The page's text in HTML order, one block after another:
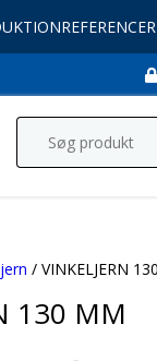
REFERENCER
/ VINKELJERN
130 MM